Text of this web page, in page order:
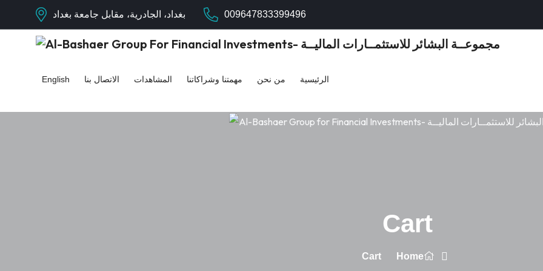
بغداد، الجادرية، مقابل جامعة بغداد 009647833399496
الرئيسية من نحن مهمتنا وشراكاتنا المشاهدات الاتصال بنا English
Cart
Home
Cart